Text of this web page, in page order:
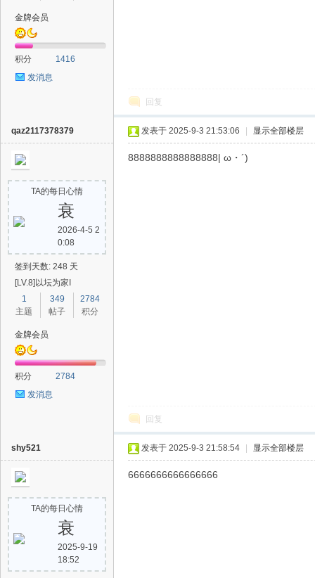
金牌会员
积分
1416
发消息
回复
qaz2117378379
TA的每日心情
衰
2026-4-5 2
0:08
签到天数: 248 天
[LV.8]以坛为家I
1
主题
349
帖子
2784
积分
金牌会员
积分
2784
发消息
发表于 2025-9-3 21:53:06 显示全部楼层
8888888888888888| ω・´)
回复
shy521
TA的每日心情
衰
2025-9-19
18:52
发表于 2025-9-3 21:58:54 显示全部楼层
6666666666666666